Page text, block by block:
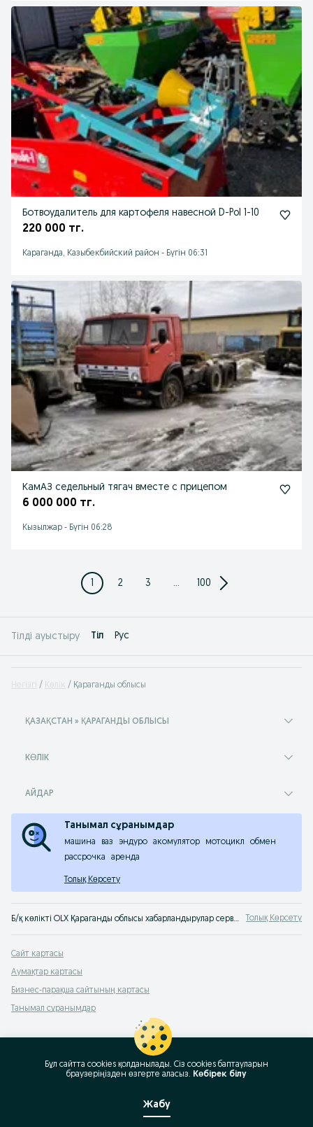
Ботвоудалитель для картофеля навесной D-Pol 1-10
220 000 тг.
Караганда, Казыбекбийский район - Бүгін 06:31
КамАЗ седельный тягач вместе с прицепом
6 000 000 тг.
Кызылжар - Бүгін 06:28
1 2 3 ... 100
Тілді ауыстыру Tіл Рус
Негізгі Көлік Қараганды облысы
ҚАЗАҚСТАН » ҚАРАГАНДЫ ОБЛЫСЫ
КӨЛІК
АЙДАР
Танымал сұранымдар
машина ваз эндуро акомулятор мотоцикл
обмен
рассрочка
аренда
Толық Көрсету
Б/қ көлікті OLX Қараганды облысы хабарландырулар сервисінен сатып алу. OLX.kz енді OLX.kz! Көліктің, бөлшектер мен көлік қызметтерінің кез-келген түрін сату және ауыстыру. Толық Көрсету
Сайт картасы
Аумақтар картасы
Бизнес-парақша сайтының картасы
Танымал сұранымдар
Бұл сайтта cookies қолданылады. Сіз cookies баптауларын
браузеріңізден өзгерте аласыз. Көбірек білу
Жабу